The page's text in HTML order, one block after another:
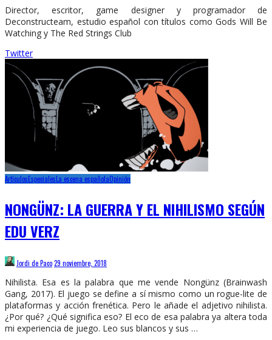
Director, escritor, game designer y programador de
Deconstructeam, estudio español con títulos como Gods Will Be
Watching y The Red Strings Club
Twitter
ArtículosEspecialesLa escena españolaOpinión
NONGÜNZ: LA GUERRA Y EL NIHILISMO SEGÚN
EDU VERZ
Jordi de Paco29 noviembre, 2018
Nihilista. Esa es la palabra que me vende Nongünz (Brainwash
Gang, 2017). El juego se define a sí mismo como un rogue-lite de
plataformas y acción frenética. Pero le añade el adjetivo nihilista.
¿Por qué? ¿Qué significa eso? El eco de esa palabra ya altera toda
mi experiencia de juego. Leo sus blancos y sus …